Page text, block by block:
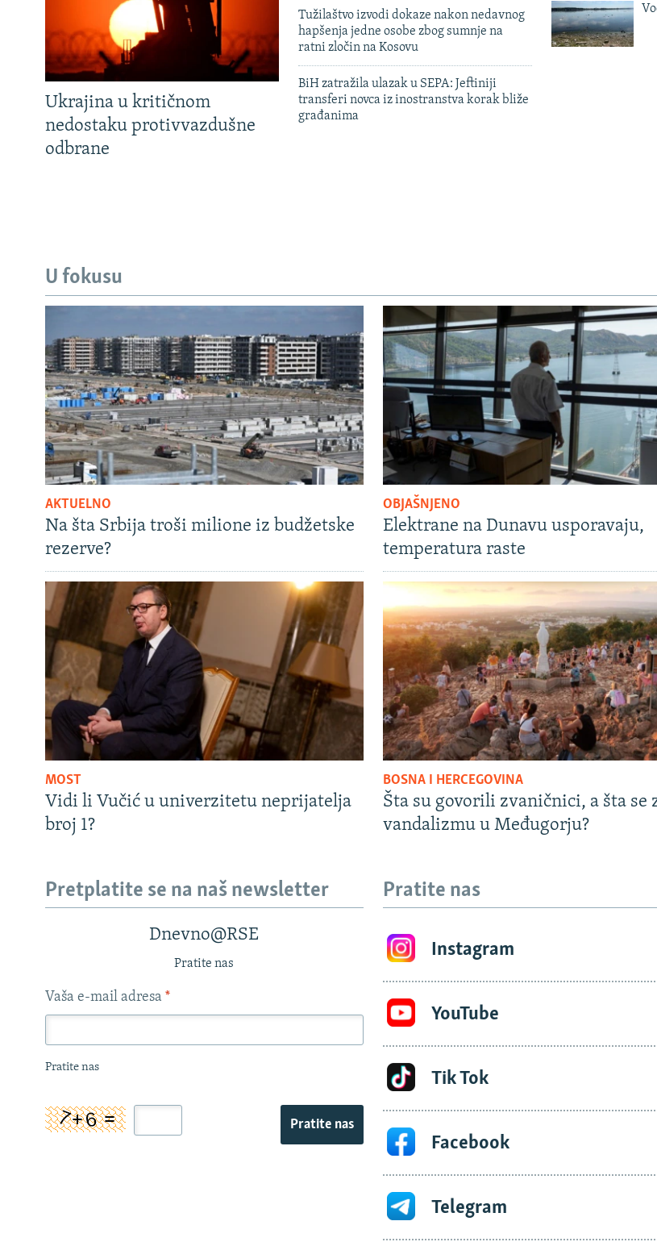
Ukrajina u kritičnom
nedostaku protivvazdušne
odbrane
Tužilaštvo izvodi dokaze nakon nedavnog
hapšenja jedne osobe zbog sumnje na
ratni zločin na Kosovu
BiH zatražila ulazak u SEPA: Jeftiniji
transferi novca iz inostranstva korak bliže
građanima
U fokusu
AKTUELNO
Na šta Srbija troši milione iz budžetske
rezerve?
OBJAŠNJENO
Elektrane na Dunavu usporavaju,
temperatura raste
MOST
Vidi li Vučić u univerzitetu neprijatelja
broj 1?
BOSNA I HERCEGOVINA
Šta su govorili zvaničnici, a šta se
vandalizmu u Međugorju?
Pretplatite se na naš newsletter
Dnevno@RSE
Pratite nas
Vaša e-mail adresa *
Pratite nas
Pratite nas
Pratite nas
Instagram
YouTube
Tik Tok
Facebook
Telegram